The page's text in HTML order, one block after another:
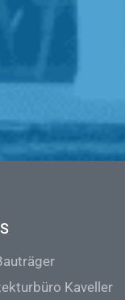
Kaveller